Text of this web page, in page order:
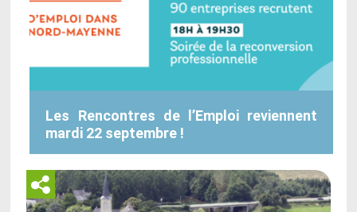
Les Rencontres de l’Emploi reviennent
mardi 22 septembre !